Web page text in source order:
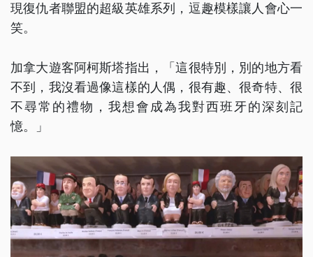
現復仇者聯盟的超級英雄系列，逗趣模樣讓人會心一
笑。
加拿大遊客阿柯斯塔指出，「這很特別，別的地方看
不到，我沒看過像這樣的人偶，很有趣、很奇特、很
不尋常的禮物，我想會成為我對西班牙的深刻記
憶。」